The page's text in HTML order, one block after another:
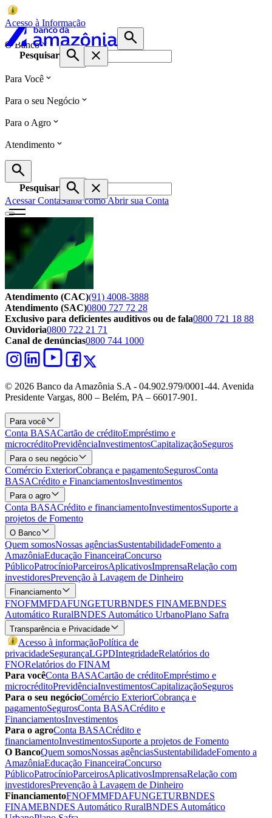
Acesso à Informação
O Banco
Pesquisar
Para Você
Para o seu Negócio
Para o Agro
Atendimento
Pesquisar
Acessar ContaSaiba como Abrir sua Conta
Atendimento (CAC)(91) 4008-3888
Atendimento (SAC)0800 727 72 28
Exclusivo para deficientes auditivos ou de fala0800 721 18 88
Ouvidoria0800 722 21 71
Canal de denúncias0800 744 1000
© 2026 Banco da Amazônia S.A - 04.902.979/0001‐44. Avenida
Presidente Vargas, 800 – Belém, PA – 66017-901.
Para você
Conta BASACartão de créditoEmpréstimo e
microcréditoPrevidênciaInvestimentosCapitalizaçãoSeguros
Para o seu negócio
Comércio ExteriorCobrança e pagamentoSegurosConta
BASACrédito e FinanciamentosInvestimentos
Para o agro
Conta BASACrédito e financiamentoInvestimentosSuporte a
projetos de Fomento
O Banco
Quem somosNossas agênciasSustentabilidadeFomento a
AmazôniaEducação FinanceiraConcurso
PúblicoPatrocínioParceirosAplicativosImprensaRelação com
investidoresPrevenção à Lavagem de Dinheiro
Financiamento
FNOFMMFDAFUNGETURBNDES FINAMEBNDES
Automático RuralBNDES Automático UrbanoPlano Safra
Transparência e Privacidade
Acesso à informaçãoPolítica de
privacidadeSegurançaLGPDIntegridadeRelatórios do
FNORelatórios do FINAM
Para vocêConta BASACartão de créditoEmpréstimo e
microcréditoPrevidênciaInvestimentosCapitalizaçãoSeguros
Para o seu negócioComércio ExteriorCobrança e
pagamentoSegurosConta BASACrédito e
FinanciamentosInvestimentos
Para o agroConta BASACrédito e
financiamentoInvestimentosSuporte a projetos de Fomento
O BancoQuem somosNossas agênciasSustentabilidadeFomento a
AmazôniaEducação FinanceiraConcurso
PúblicoPatrocínioParceirosAplicativosImprensaRelação com
investidoresPrevenção à Lavagem de Dinheiro
FinanciamentoFNOFMMFDAFUNGETURBNDES
FINAMEBNDES Automático RuralBNDES Automático